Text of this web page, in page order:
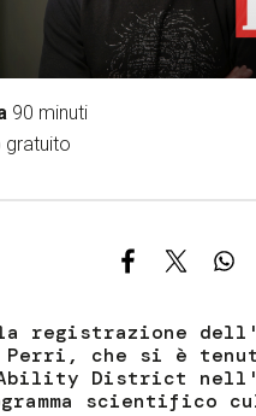
e accessibilità
Biglietti
90 minuti
gratuito
la registrazione
Perri, che si è
District
scientifico